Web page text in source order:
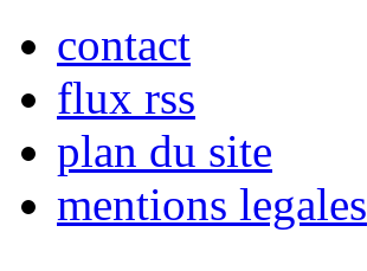
contact
flux rss
plan du site
mentions legales